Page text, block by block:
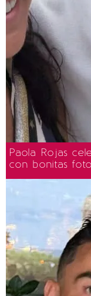
Paola Rojas
con bonitas